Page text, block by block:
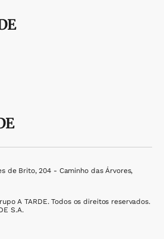
de Brito, 204 - Caminho das Árvores,
A TARDE. Todos os direitos reservados.
S.A.